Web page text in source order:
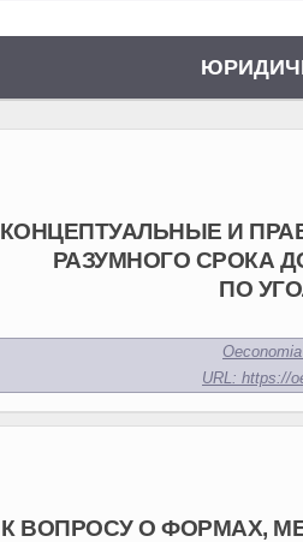
КОНЦЕПТУАЛЬНЫЕ И
РАЗУМНОГО СРОКА
ПО
URL: https://
К ВОПРОСУ О ФОРМАХ,